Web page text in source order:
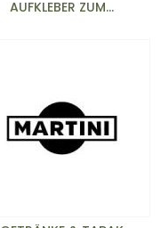
AUFKLEBER ZUM...